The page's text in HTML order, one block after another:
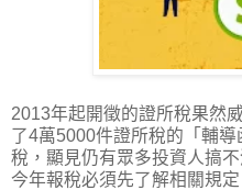
2013年起開徵的證所稅果然
了4萬5000件證所稅的「輔
稅，顯見仍有眾多投資人搞
今年報稅必須先了解相關規